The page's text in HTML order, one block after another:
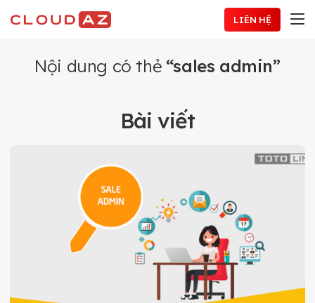
đến
LIÊN HỆ
Nội dung có thẻ “sales admin”
Bài viết